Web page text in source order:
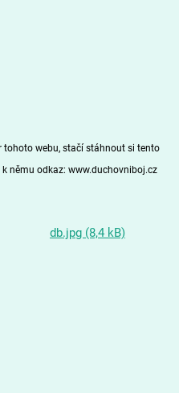
tohoto webu, stačí stáhnout si tento
němu odkaz: www.duchovniboj.cz
db.jpg (8,4 kB)